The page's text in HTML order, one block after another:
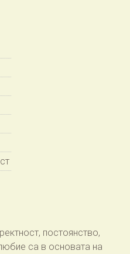
постоянство,
са в основата на